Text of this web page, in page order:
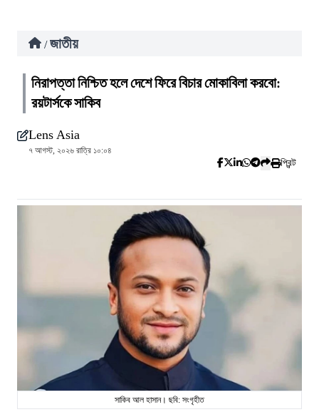
/ জাতীয়
নিরাপত্তা নিশ্চিত হলে দেশে ফিরে বিচার মোকাবিলা করবো:
রয়টার্সকে সাকিব
Lens Asia
৭ আগস্ট, ২০২৬ রাত্রি ১০:০৪
প্রিন্ট
সাকিব আল হাসান। ছবি: সংগৃহীত